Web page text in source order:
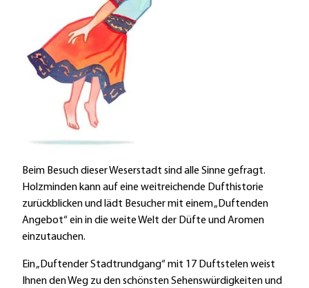
Beim Besuch dieser Weserstadt sind alle Sinne gefragt.
Holzminden kann auf eine weitreichende Dufthistorie
zurückblicken und lädt Besucher mit einem „Duftenden
Angebot“ ein in die weite Welt der Düfte und Aromen
einzutauchen.
Ein „Duftender Stadtrundgang“ mit 17 Duftstelen weist
Ihnen den Weg zu den schönsten Sehenswürdigkeiten und